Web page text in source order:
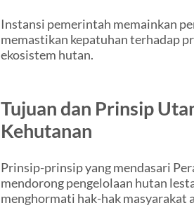
Instansi pemerintah memainkan
memastikan kepatuhan terhadap
ekosistem hutan.
Tujuan dan Prinsip
Kehutanan
Prinsip-prinsip yang mendasari
mendorong pengelolaan hutan
menghormati hak-hak masyarakat